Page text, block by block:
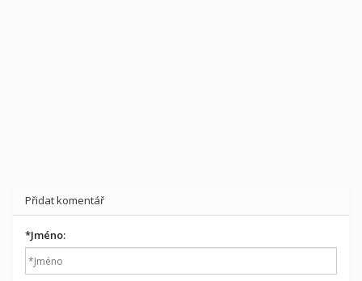
Přidat komentář
*Jméno: